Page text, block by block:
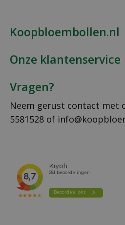
Koopbloembollen.nl
Onze klantenservice
Vragen?
Neem gerust contact met
5581528 of